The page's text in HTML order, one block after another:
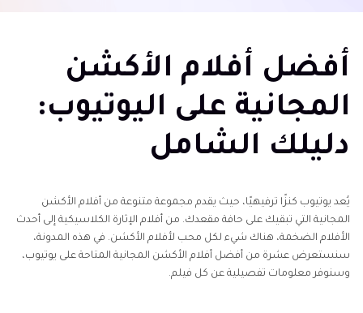
أفضل أفلام الأكشن
المجانية على اليوتيوب:
دليلك الشامل
يُعد يوتيوب كنزًا ترفيهيًا، حيث يقدم مجموعة متنوعة من أفلام الأكشن
المجانية التي تبقيك على حافة مقعدك. من أفلام الإثارة الكلاسيكية إلى أحدث
الأفلام الضخمة، هناك شيء لكل محب لأفلام الأكشن. في هذه المدونة،
سنستعرض عشرة من أفضل أفلام الأكشن المجانية المتاحة على يوتيوب،
وسنوفر معلومات تفصيلية عن كل فيلم.